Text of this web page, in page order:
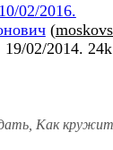
02/2016.
(
19/02/2014.
Как